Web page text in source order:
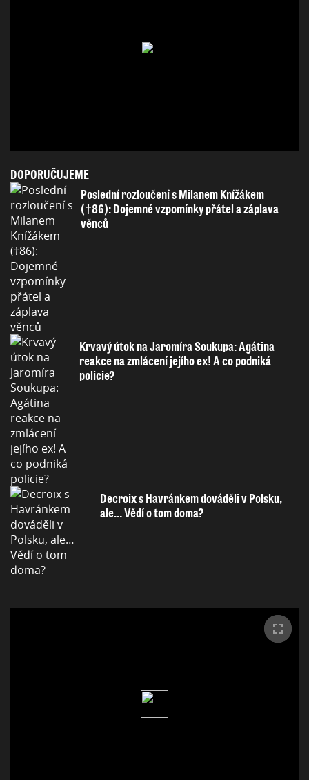
DOPORUČUJEME
Poslední rozloučení s Milanem Knížákem
(†86): Dojemné vzpomínky přátel a záplava
věnců
Krvavý útok na Jaromíra Soukupa: Agátina
reakce na zmlácení jejího ex! A co podniká
policie?
Decroix s Havránkem dováděli v Polsku,
ale… Vědí o tom doma?